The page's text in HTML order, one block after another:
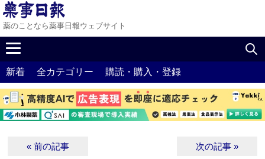
薬のことなら薬事日報ウェブサイト
新着 全カテゴリー 購読・購入・登録
« 前の記事 次の記事 »